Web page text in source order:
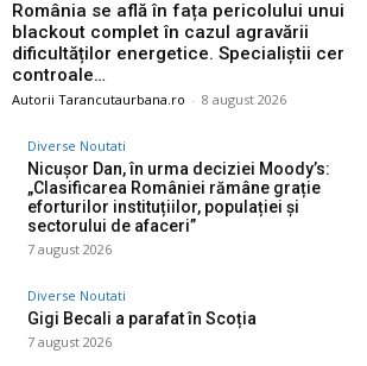
România se află în fața pericolului unui
blackout complet în cazul agravării
dificultăților energetice. Specialiștii cer
controale…
Autorii Tarancutaurbana.ro - 8 august 2026
Diverse Noutati
Nicușor Dan, în urma deciziei Moody’s:
„Clasificarea României rămâne grație
eforturilor instituțiilor, populației și
sectorului de afaceri”
7 august 2026
Diverse Noutati
Gigi Becali a parafat în Scoția
7 august 2026